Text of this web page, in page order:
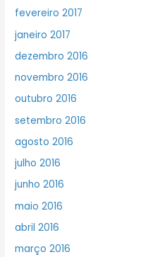
fevereiro 2017
janeiro 2017
dezembro 2016
novembro 2016
outubro 2016
setembro 2016
agosto 2016
julho 2016
junho 2016
maio 2016
abril 2016
março 2016